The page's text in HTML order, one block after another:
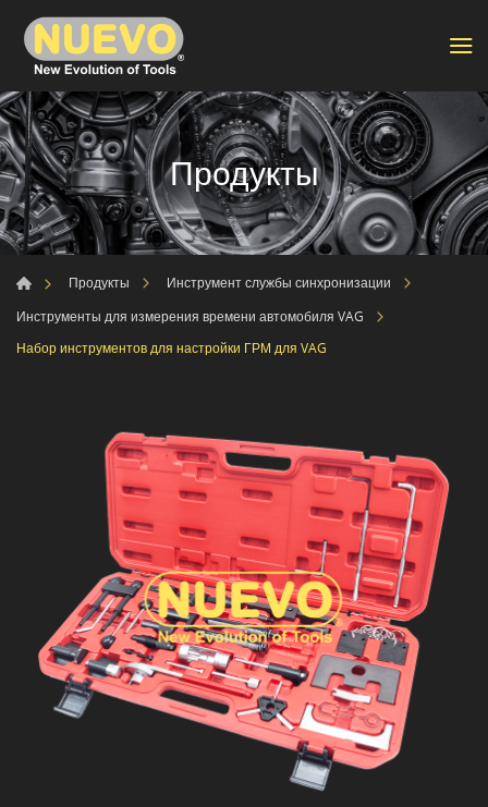
Продукты
Продукты
Инструмент службы синхронизации
Инструменты для измерения времени автомобиля VAG
Набор инструментов для настройки ГРМ для VAG